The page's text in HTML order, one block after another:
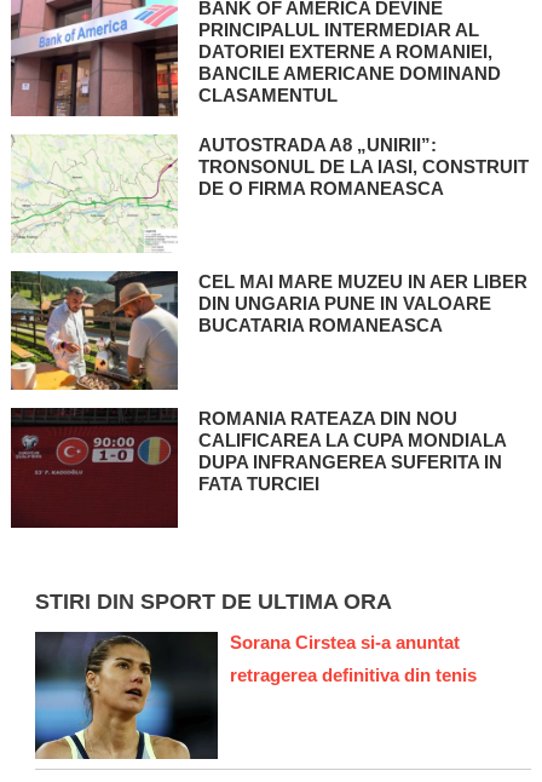
BANK OF AMERICA DEVINE
PRINCIPALUL INTERMEDIAR AL
DATORIEI EXTERNE A ROMANIEI,
BANCILE AMERICANE DOMINAND
CLASAMENTUL
AUTOSTRADA A8 „UNIRII”:
TRONSONUL DE LA IASI, CONSTRUIT
DE O FIRMA ROMANEASCA
CEL MAI MARE MUZEU IN AER LIBER
DIN UNGARIA PUNE IN VALOARE
BUCATARIA ROMANEASCA
ROMANIA RATEAZA DIN NOU
CALIFICAREA LA CUPA MONDIALA
DUPA INFRANGEREA SUFERITA IN
FATA TURCIEI
STIRI DIN SPORT DE ULTIMA ORA
Sorana Cirstea si-a anuntat
retragerea definitiva din tenis